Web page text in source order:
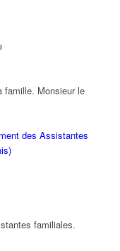
famille. Monsieur le
des Assistantes
familiales.